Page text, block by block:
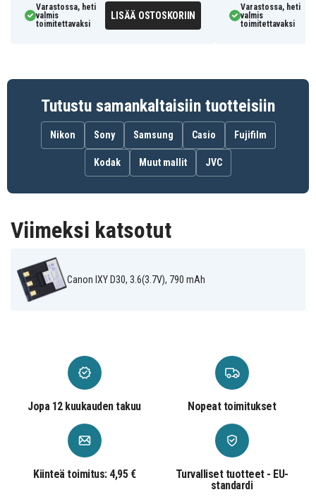
Canon IXY 30A
Canon IXY 600
Canon IXY 700
Canon IXY D30
Canon IXY
Digital 30a
Canon IXY
Digital L2
PowerShot
SD500
PowerShot
SD550
Canon
Powershot SD10
Canon
Powershot
SD100
Canon
Powershot
SD110
Canon
Powershot
SD110 ELPH
Powershot SD20
Varastossa, heti
valmis
toimitettavaksi
LISÄÄ OSTOSKORIIN
Varastossa, heti
valmis
toimitettavaksi
Tutustu samankaltaisiin tuotteisiin
Nikon Sony Samsung Casio Fujifilm
Kodak Muut mallit JVC
Viimeksi katsotut
Canon IXY D30, 3.6(3.7V), 790 mAh
Jopa 12 kuukauden takuu Nopeat toimitukset
Kiinteä toimitus: 4,95 €
Turvalliset tuotteet - EU-
standardi